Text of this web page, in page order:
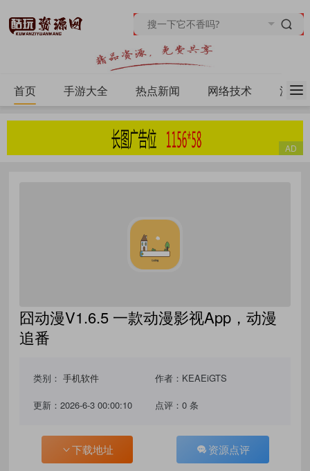
首页 手游大全 热点新闻 网络技术 源码
囧动漫V1.6.5 一款动漫影视App，动漫
追番
类别：手机软件 作者：KEAEiGTS
更新：2026-6-3 00:00:10 点评：0 条
下载地址 资源点评